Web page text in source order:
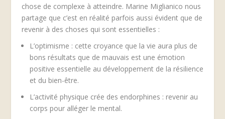
chose de complexe à atteindre. Marine Miglianico nous
partage que c’est en réalité parfois aussi évident que de
revenir à des choses qui sont essentielles :
L’optimisme : cette croyance que la vie aura plus de
bons résultats que de mauvais est une émotion
positive essentielle au développement de la résilience
et du bien-être.
L’activité physique crée des endorphines : revenir au
corps pour alléger le mental.